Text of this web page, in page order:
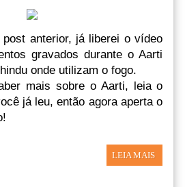
post anterior, já liberei o vídeo
gravados durante o Aarti
onde utilizam o fogo.
mais sobre o Aarti, leia o
já leu, então agora aperta o
LEIA MAIS